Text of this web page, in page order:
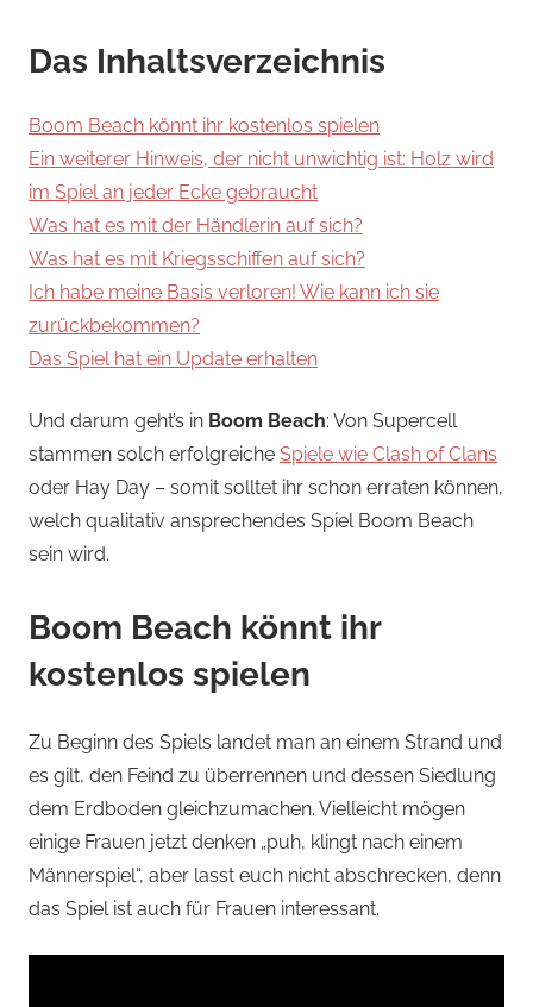
Das Inhaltsverzeichnis
Boom Beach könnt ihr kostenlos spielen
Ein weiterer Hinweis, der nicht unwichtig ist: Holz wird
im Spiel an jeder Ecke gebraucht
Was hat es mit der Händlerin auf sich?
Was hat es mit Kriegsschiffen auf sich?
Ich habe meine Basis verloren! Wie kann ich sie
zurückbekommen?
Das Spiel hat ein Update erhalten
Und darum geht’s in Boom Beach: Von Supercell
stammen solch erfolgreiche Spiele wie Clash of Clans
oder Hay Day – somit solltet ihr schon erraten können,
welch qualitativ ansprechendes Spiel Boom Beach
sein wird.
Boom Beach könnt ihr
kostenlos spielen
Zu Beginn des Spiels landet man an einem Strand und
es gilt, den Feind zu überrennen und dessen Siedlung
dem Erdboden gleichzumachen. Vielleicht mögen
einige Frauen jetzt denken „puh, klingt nach einem
Männerspiel“, aber lasst euch nicht abschrecken, denn
das Spiel ist auch für Frauen interessant.